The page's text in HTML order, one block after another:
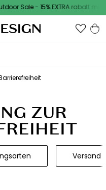
Sale - 15% EXTRA rabatt mit
ZUR
Versand